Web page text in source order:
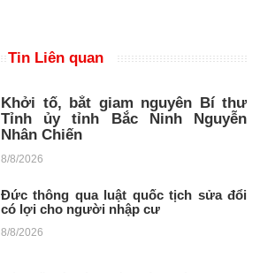
Tin Liên quan
Khởi tố, bắt giam nguyên Bí thư
Tỉnh ủy tỉnh Bắc Ninh Nguyễn
Nhân Chiến
8/8/2026
Đức thông qua luật quốc tịch sửa đổi
có lợi cho người nhập cư
8/8/2026